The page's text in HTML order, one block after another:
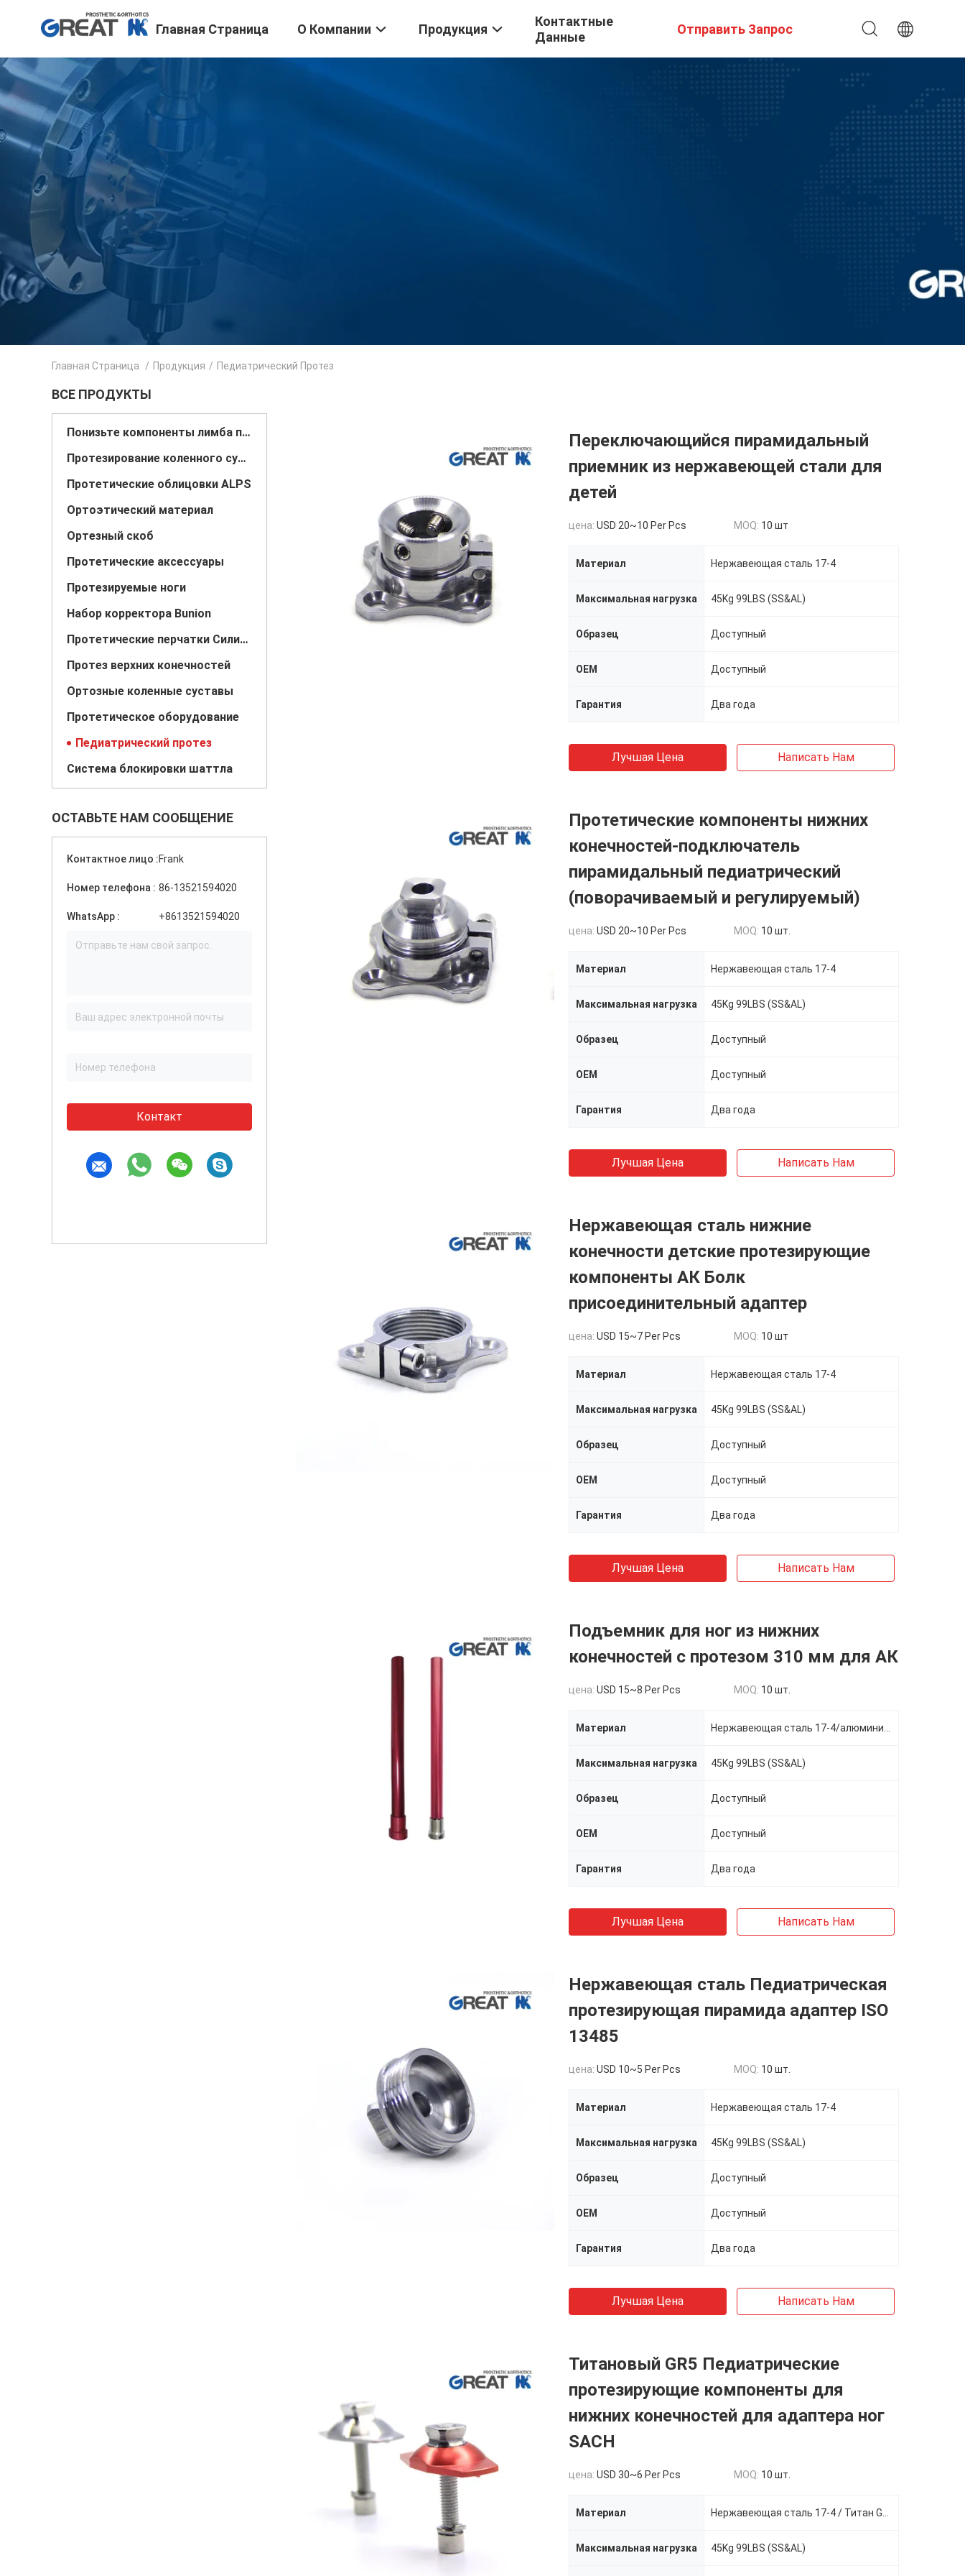
Главная Страница О Компании Продукция
Контактные
Данные
Отправить Запрос
Главная Страница / Продукция / Педиатрический Протез
ВСЕ ПРОДУКТЫ
Понизьте компоненты лимба простетические
Протезирование коленного сустава
Протетические облицовки ALPS
Ортоэтический материал
Ортезный скоб
Протетические аксессуары
Протезируемые ноги
Набор корректора Bunion
Протетические перчатки Силикон
Протез верхних конечностей
Ортозные коленные суставы
Протетическое оборудование
Педиатрический протез
Система блокировки шаттла
ОСТАВЬТЕ НАМ СООБЩЕНИЕ
Контактное лицо :Frank
Номер телефона : 86-13521594020
WhatsApp : +8613521594020
Контакт
Переключающийся пирамидальный
приемник из нержавеющей стали для
детей
цена: USD 20~10 Per Pcs MOQ: 10 шт
Материал Нержавеющая сталь 17-4
Максимальная нагрузка 45Kg 99LBS (SS&AL)
Образец Доступный
OEM Доступный
Гарантия Два года
Лучшая Цена Написать Нам
Протетические компоненты нижних
конечностей-подключатель
пирамидальный педиатрический
(поворачиваемый и регулируемый)
цена: USD 20~10 Per Pcs MOQ: 10 шт.
Материал Нержавеющая сталь 17-4
Максимальная нагрузка 45Kg 99LBS (SS&AL)
Образец Доступный
OEM Доступный
Гарантия Два года
Лучшая Цена Написать Нам
Нержавеющая сталь нижние
конечности детские протезирующие
компоненты АК Болк
присоединительный адаптер
цена: USD 15~7 Per Pcs MOQ: 10 шт
Материал Нержавеющая сталь 17-4
Максимальная нагрузка 45Kg 99LBS (SS&AL)
Образец Доступный
OEM Доступный
Гарантия Два года
Лучшая Цена Написать Нам
Подъемник для ног из нижних
конечностей с протезом 310 мм для АК
цена: USD 15~8 Per Pcs MOQ: 10 шт.
Материал
Максимальная нагрузка 45Kg 99LBS (SS&AL)
Образец Доступный
OEM Доступный
Гарантия Два года
Лучшая Цена Написать Нам
Нержавеющая сталь Педиатрическая
протезирующая пирамида адаптер ISO
13485
цена: USD 10~5 Per Pcs MOQ: 10 шт.
Материал Нержавеющая сталь 17-4
Максимальная нагрузка 45Kg 99LBS (SS&AL)
Образец Доступный
OEM Доступный
Гарантия Два года
Лучшая Цена Написать Нам
Титановый GR5 Педиатрические
протезирующие компоненты для
нижних конечностей для адаптера ног
SACH
цена: USD 30~6 Per Pcs MOQ: 10 шт.
Материал
Максимальная нагрузка 45Kg 99LBS (SS&AL)